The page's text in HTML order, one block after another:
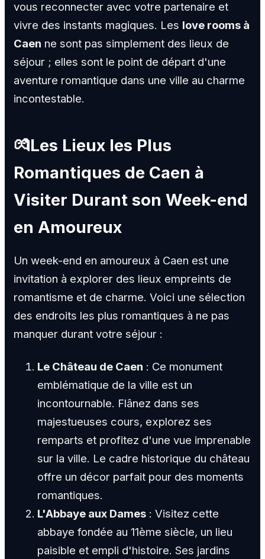
vous reconnecter avec votre partenaire et
vivre des instants magiques. Les love rooms à
Caen ne sont pas simplement des lieux de
séjour ; elles sont le point de départ d'une
aventure romantique dans une ville au charme
incontestable.
💏Les Lieux les Plus
Romantiques de Caen à
Visiter Durant son Week-end
en Amoureux
Un week-end en amoureux à Caen est une
invitation à explorer des lieux empreints de
romantisme et de charme. Voici une sélection
des endroits les plus romantiques à ne pas
manquer durant votre séjour :
Le Château de Caen : Ce monument
emblématique de la ville est un
incontournable. Flânez dans ses
majestueuses cours, explorez ses
remparts et profitez d'une vue imprenable
sur la ville. Le cadre historique du château
offre un décor parfait pour des moments
romantiques.
L'Abbaye aux Dames : Visitez cette
abbaye fondée au 11ème siècle, un lieu
paisible et empli d'histoire. Ses jardins